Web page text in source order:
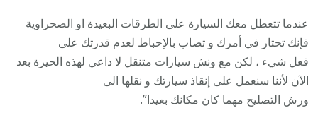
عندما تتعطل معك السيارة على الطرقات البعيدة او الصحراوية
فإنك تحتار في أمرك و تصاب بالإحباط لعدم قدرتك على
فعل شيء ، لكن مع ونش سيارات متنقل لا داعي لهذه الحيرة بعد
الآن لأننا سنعمل على إنقاذ سيارتك و نقلها الى
ورش التصليح مهما كان مكانك بعيدا”.